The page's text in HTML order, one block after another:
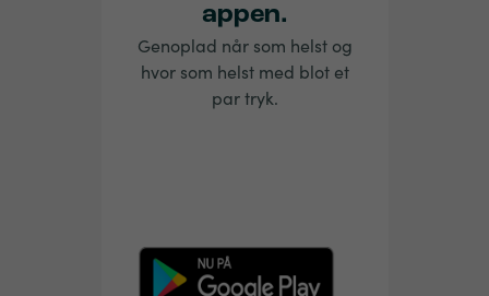
appen.
Genoplad når som helst og
hvor som helst med blot et
par tryk.